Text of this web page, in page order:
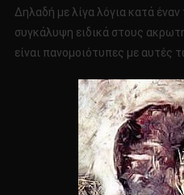
Δηλαδή με λίγα λόγια κατά έναν
συγκάλυψη ειδικά στους
είναι πανομοιότυπες με αυτές